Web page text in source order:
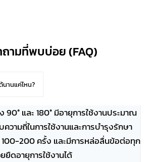
ถามที่พบบ่อย (FAQ)
นานแค่ไหน?
และ 180° มีอายุการใช้งานประมาณ
วามถี่ในการใช้งานและการบำรุงรักษา
100-200 ครั้ง และมีการหล่อลื่นข้อต่อทุก
ยืดอายุการใช้งานได้